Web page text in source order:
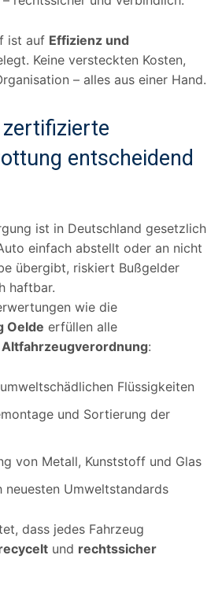
ist auf Effizienz und
Keine versteckten Kosten,
– alles aus einer Hand.
entscheidend
ist in Deutschland gesetzlich
einfach abstellt oder an nicht
übergibt, riskiert Bußgelder
haftbar.
wie die
Oelde erfüllen alle
Altfahrzeugverordnung:
Flüssigkeiten
und Sortierung der
von Metall, Kunststoff und Glas
neuesten Umweltstandards
dass jedes Fahrzeug
und rechtssicher